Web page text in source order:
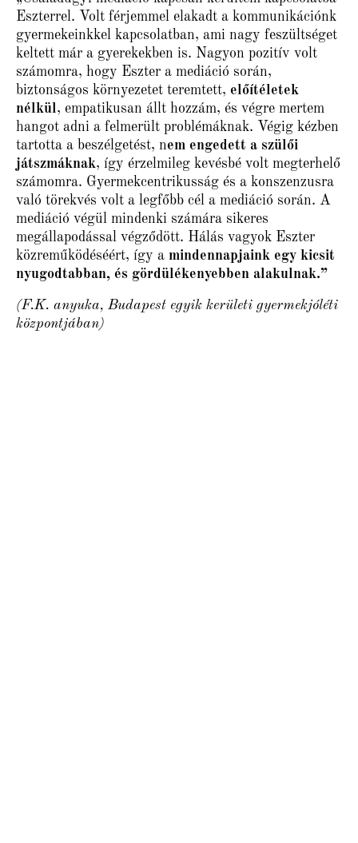
Eszterrel. Volt férjemmel elakadt a kommunikációnk
gyermekeinkkel kapcsolatban, ami nagy feszültséget
keltett már a gyerekekben is. Nagyon pozitív volt
számomra, hogy Eszter a mediáció során,
biztonságos környezetet teremtett, előítéletek
nélkül, empatikusan állt hozzám, és végre mertem
hangot adni a felmerült problémáknak. Végig kézben
tartotta a beszélgetést, nem engedett a szülői
játszmáknak, így érzelmileg kevésbé volt megterhelő
számomra. Gyermekcentrikusság és a konszenzusra
való törekvés volt a legfőbb cél a mediáció során. A
mediáció végül mindenki számára sikeres
megállapodással végződött. Hálás vagyok Eszter
közreműködéséért, így a mindennapjaink egy kicsit
nyugodtabban, és gördülékenyebben alakulnak.”
(F.K. anyuka, Budapest egyik kerületi gyermekjóléti
központjában)